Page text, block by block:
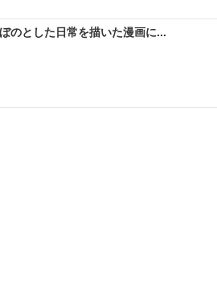
のとした日常を描いた漫画に...